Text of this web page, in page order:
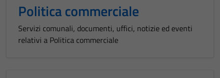
Politica commerciale
Servizi comunali, documenti, uffici, notizie ed eventi
relativi a Politica commerciale